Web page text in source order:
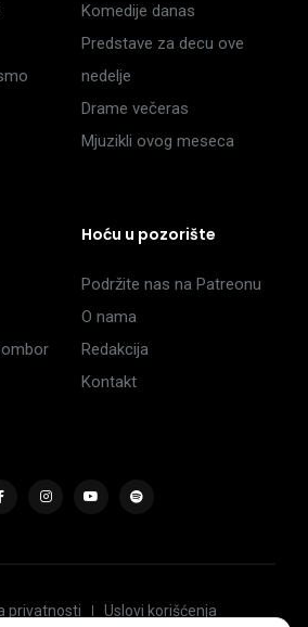
Komedije danas
Predstave za decu ove
nedelje
Drame večeras
Mjuzikli ovog meseca
Hoću u pozorište
Podržite nas na Patreonu
O nama
Redakcija
Kontakt
privatnosti Uslovi korišćenja